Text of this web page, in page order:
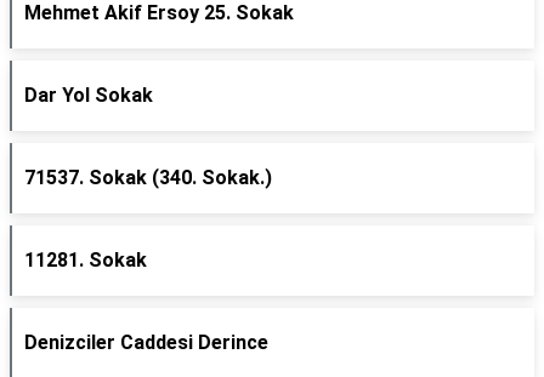
Mehmet Akif Ersoy 25. Sokak
Dar Yol Sokak
71537. Sokak (340. Sokak.)
11281. Sokak
Denizciler Caddesi Derince